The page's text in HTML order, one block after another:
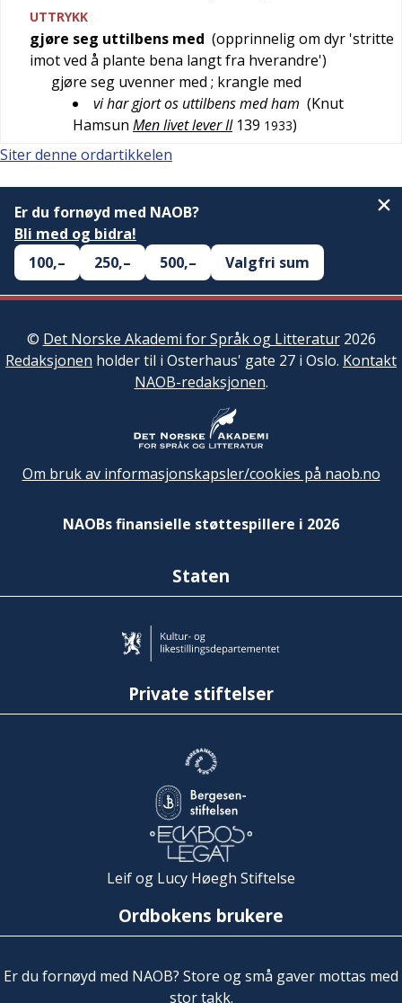
UTTRYKK
gjøre seg uttilbens med (opprinnelig om dyr 'stritte
imot ved å plante bena langt fra hverandre')
gjøre seg uvenner med ; krangle med
vi har gjort os uttilbens med ham (Knut
Hamsun Men livet lever II 139 1933)
Siter denne ordartikkelen
Er du fornøyd med NAOB?
Bli med og bidra!
100,–
250,– 500,– Valgfri sum
© Det Norske Akademi for Språk og Litteratur2026
Redaksjonen holder til i Osterhaus' gate 27 i Oslo. Kontakt
NAOB-redaksjonen.
Om bruk av informasjonskapsler/cookies på naob.no
NAOBs finansielle støttespillere i 2026
Staten
Private stiftelser
Leif og Lucy Høegh Stiftelse
Ordbokens brukere
Er du fornøyd med NAOB? Store og små gaver mottas med
stor takk.